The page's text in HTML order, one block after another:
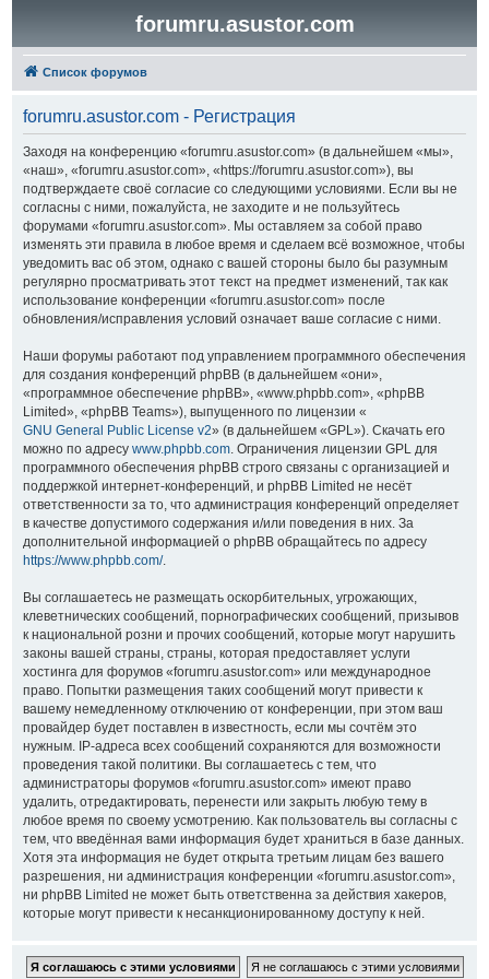
forumru.asustor.com
Список форумов
forumru.asustor.com - Регистрация
Заходя на конференцию «forumru.asustor.com» (в дальнейшем «мы»,
«наш», «forumru.asustor.com», «https://forumru.asustor.com»), вы
подтверждаете своё согласие со следующими условиями. Если вы не
согласны с ними, пожалуйста, не заходите и не пользуйтесь
форумами «forumru.asustor.com». Мы оставляем за собой право
изменять эти правила в любое время и сделаем всё возможное, чтобы
уведомить вас об этом, однако с вашей стороны было бы разумным
регулярно просматривать этот текст на предмет изменений, так как
использование конференции «forumru.asustor.com» после
обновления/исправления условий означает ваше согласие с ними.
Наши форумы работают под управлением программного обеспечения
для создания конференций phpBB (в дальнейшем «они»,
«программное обеспечение phpBB», «www.phpbb.com», «phpBB
Limited», «phpBB Teams»), выпущенного по лицензии «
GNU General Public License v2» (в дальнейшем «GPL»). Скачать его
можно по адресу www.phpbb.com. Ограничения лицензии GPL для
программного обеспечения phpBB строго связаны с организацией и
поддержкой интернет-конференций, и phpBB Limited не несёт
ответственности за то, что администрация конференций определяет
в качестве допустимого содержания и/или поведения в них. За
дополнительной информацией о phpBB обращайтесь по адресу
https://www.phpbb.com/.
Вы соглашаетесь не размещать оскорбительных, угрожающих,
клеветнических сообщений, порнографических сообщений, призывов
к национальной розни и прочих сообщений, которые могут нарушить
законы вашей страны, страны, которая предоставляет услуги
хостинга для форумов «forumru.asustor.com» или международное
право. Попытки размещения таких сообщений могут привести к
вашему немедленному отключению от конференции, при этом ваш
провайдер будет поставлен в известность, если мы сочтём это
нужным. IP-адреса всех сообщений сохраняются для возможности
проведения такой политики. Вы соглашаетесь с тем, что
администраторы форумов «forumru.asustor.com» имеют право
удалить, отредактировать, перенести или закрыть любую тему в
любое время по своему усмотрению. Как пользователь вы согласны с
тем, что введённая вами информация будет храниться в базе данных.
Хотя эта информация не будет открыта третьим лицам без вашего
разрешения, ни администрация конференции «forumru.asustor.com»,
ни phpBB Limited не может быть ответственна за действия хакеров,
которые могут привести к несанкционированному доступу к ней.